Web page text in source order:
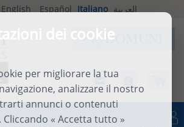
dei cookie
per migliorare la tua
analizzare il nostro
annunci o contenuti
« Accetta tutto »
English Español Italiano العربية
Connettersi